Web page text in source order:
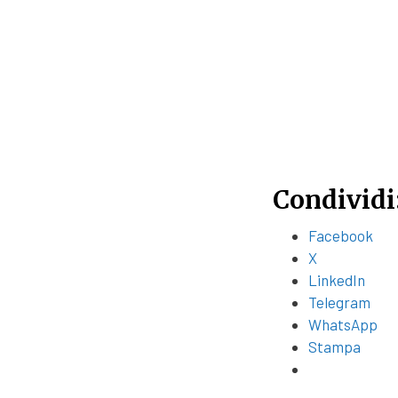
Facebook
X
LinkedIn
Telegram
WhatsApp
Stampa